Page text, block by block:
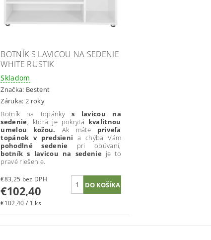
BOTNÍK S LAVICOU NA SEDENIE
WHITE RUSTIK
Skladom
Značka: Bestent
Záruka: 2 roky
Botník na topánkys lavicou na
sedenie, ktorá je pokrytá kvalitnou
umelou kožou. Ak máte priveľa
topánok v predsieni a chýba Vám
pohodlné sedenie pri obúvaní,
botník s lavicou na sedenie je to
pravé riešenie.
€83,25 bez DPH
€102,40
€102,40 / 1 ks